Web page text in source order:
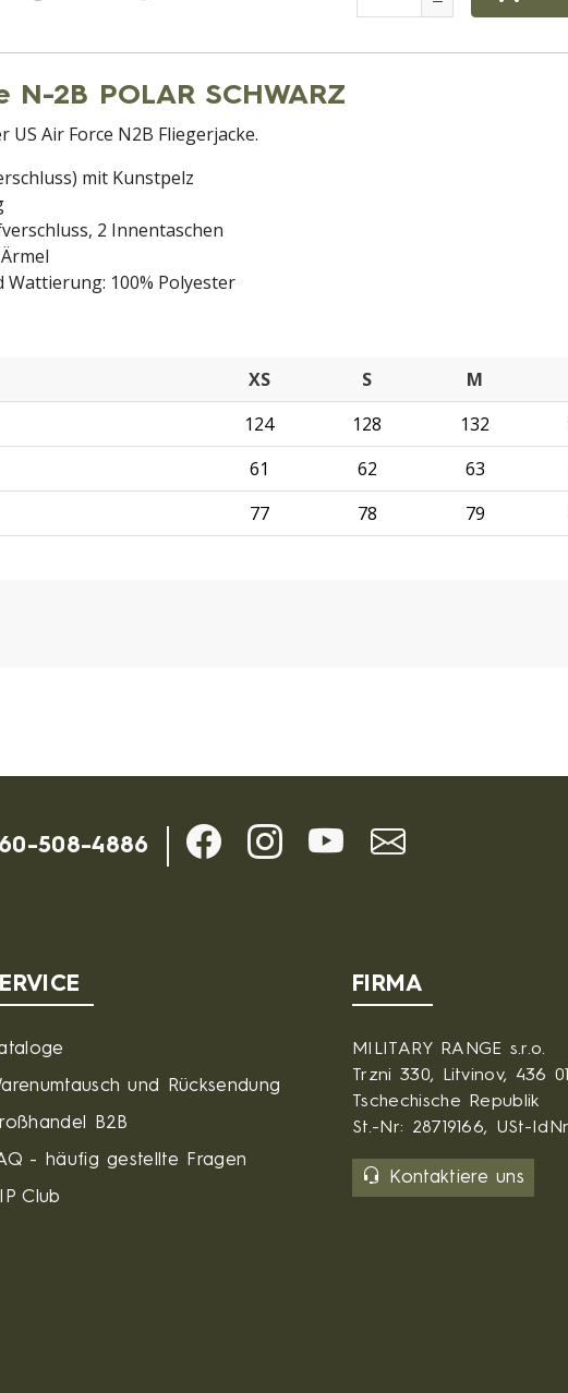
2B POLAR SCHWARZ
US Air Force N2B Fliegerjacke.
mit Kunstpelz
2 Innentaschen
100% Polyester
XS S M
124 128 132
61 62 63
77 78 79
508-4886
und Rücksendung
B2B
- häufig gestellte Fragen
Club
FIRMA
MILITARY RANGE s.r.o.
Trzni 330, Litvinov, 436 01
Tschechische Republik
St.-Nr: 28719166, USt-
Kontaktiere uns